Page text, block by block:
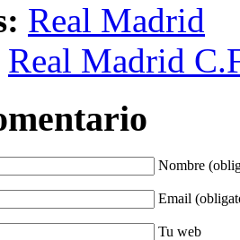
Real Madrid
Real Madrid
Nombre
Email
Tu web